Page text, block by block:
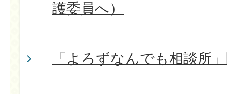
護委員へ）
「よろずなんでも相談所